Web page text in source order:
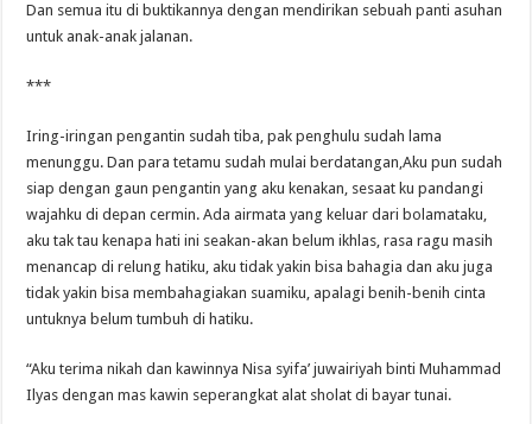
Dan semua itu di buktikannya dengan mendirikan sebuah panti asuhan
untuk anak-anak jalanan.
***
Iring-iringan pengantin sudah tiba, pak penghulu sudah lama
menunggu. Dan para tetamu sudah mulai berdatangan,Aku pun sudah
siap dengan gaun pengantin yang aku kenakan, sesaat ku pandangi
wajahku di depan cermin. Ada airmata yang keluar dari bolamataku,
aku tak tau kenapa hati ini seakan-akan belum ikhlas, rasa ragu masih
menancap di relung hatiku, aku tidak yakin bisa bahagia dan aku juga
tidak yakin bisa membahagiakan suamiku, apalagi benih-benih cinta
untuknya belum tumbuh di hatiku.
“Aku terima nikah dan kawinnya Nisa syifa’ juwairiyah binti Muhammad
Ilyas dengan mas kawin seperangkat alat sholat di bayar tunai.